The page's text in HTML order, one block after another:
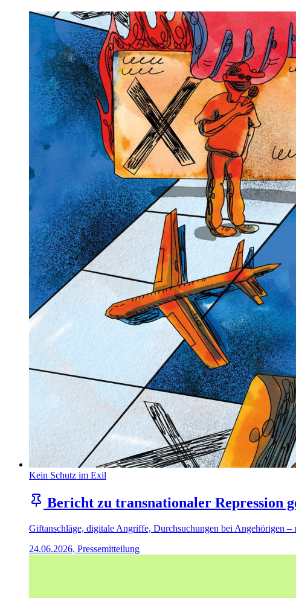
Kein Schutz im Exil
Bericht zu transnationaler Repression
Giftanschläge, digitale Angriffe, Durchsuchungen bei Angehörigen
24.06.2026, Pressemitteilung